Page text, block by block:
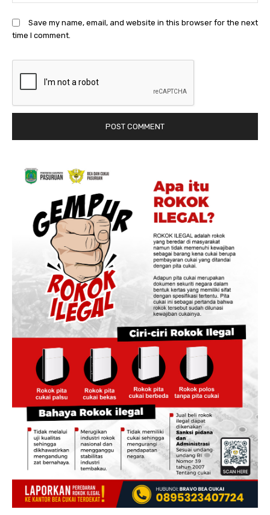
Save my name, email, and website in this browser for the next
time I comment.